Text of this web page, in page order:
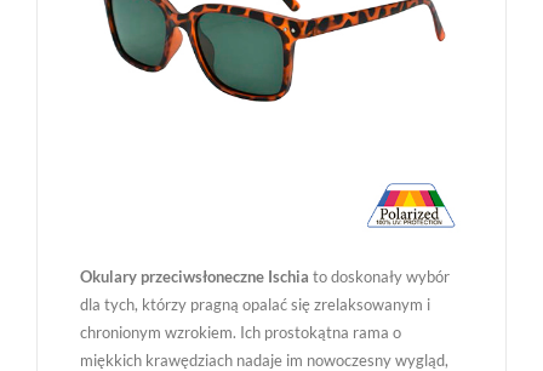
Okulary przeciwsłoneczne Ischia to doskonały wybór
dla tych, którzy pragną opalać się zrelaksowanym i
chronionym wzrokiem. Ich prostokątna rama o
miękkich krawędziach nadaje im nowoczesny wygląd,